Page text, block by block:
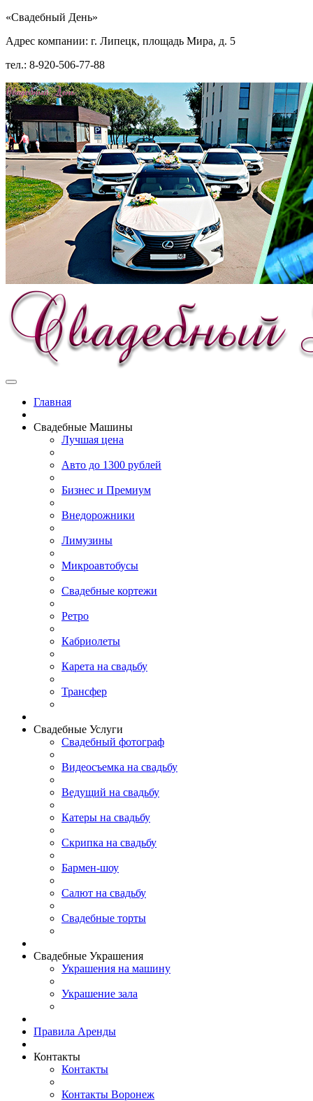
«Свадебный День»
Адрес компании: г. Липецк, площадь Мира, д. 5
тел.: 8-920-506-77-88
Главная
Свадебные Машины
Лучшая цена
Авто до 1300 рублей
Бизнес и Премиум
Внедорожники
Лимузины
Микроавтобусы
Свадебные кортежи
Ретро
Кабриолеты
Карета на свадьбу
Трансфер
Свадебные Услуги
Свадебный фотограф
Видеосъемка на свадьбу
Ведущий на свадьбу
Катеры на свадьбу
Скрипка на свадьбу
Бармен-шоу
Салют на свадьбу
Свадебные торты
Свадебные Украшения
Украшения на машину
Украшение зала
Правила Аренды
Контакты
Контакты
Контакты Воронеж